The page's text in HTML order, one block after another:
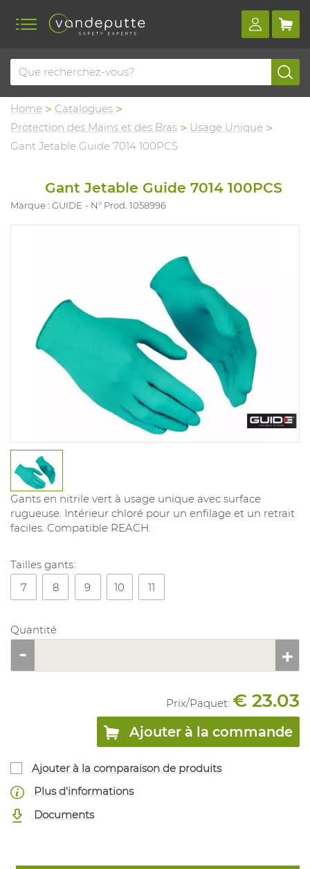
Home
Catalogues
Protection des Mains et des Bras
Usage Unique
Gant Jetable Guide 7014 100PCS
Gant Jetable Guide 7014 100PCS
Marque : GUIDE N° Prod. 1058996
Gants en nitrile vert à usage unique avec surface
rugueuse. Intérieur chloré pour un enfilage et un retrait
faciles. Compatible REACH.
Tailles gants:
7
8 9 10 11
Quantité
Prix/Paquet: € 23.03
Ajouter à la commande
Ajouter à la comparaison de produits
Plus d'informations
Documents